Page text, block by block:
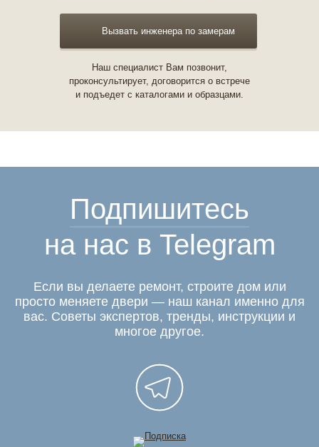
Вызвать инженера по замерам
Наш специалист Вам позвонит,
проконсультирует, договорится о встрече
и подъедет с каталогами и образцами.
Подпишитесь
на нас в Telegram
Если вы делаете ремонт, строите дом или
просто меняете двери — наш канал именно для
вас. Советы экспертов, тренды, инструкции и
многое другое.